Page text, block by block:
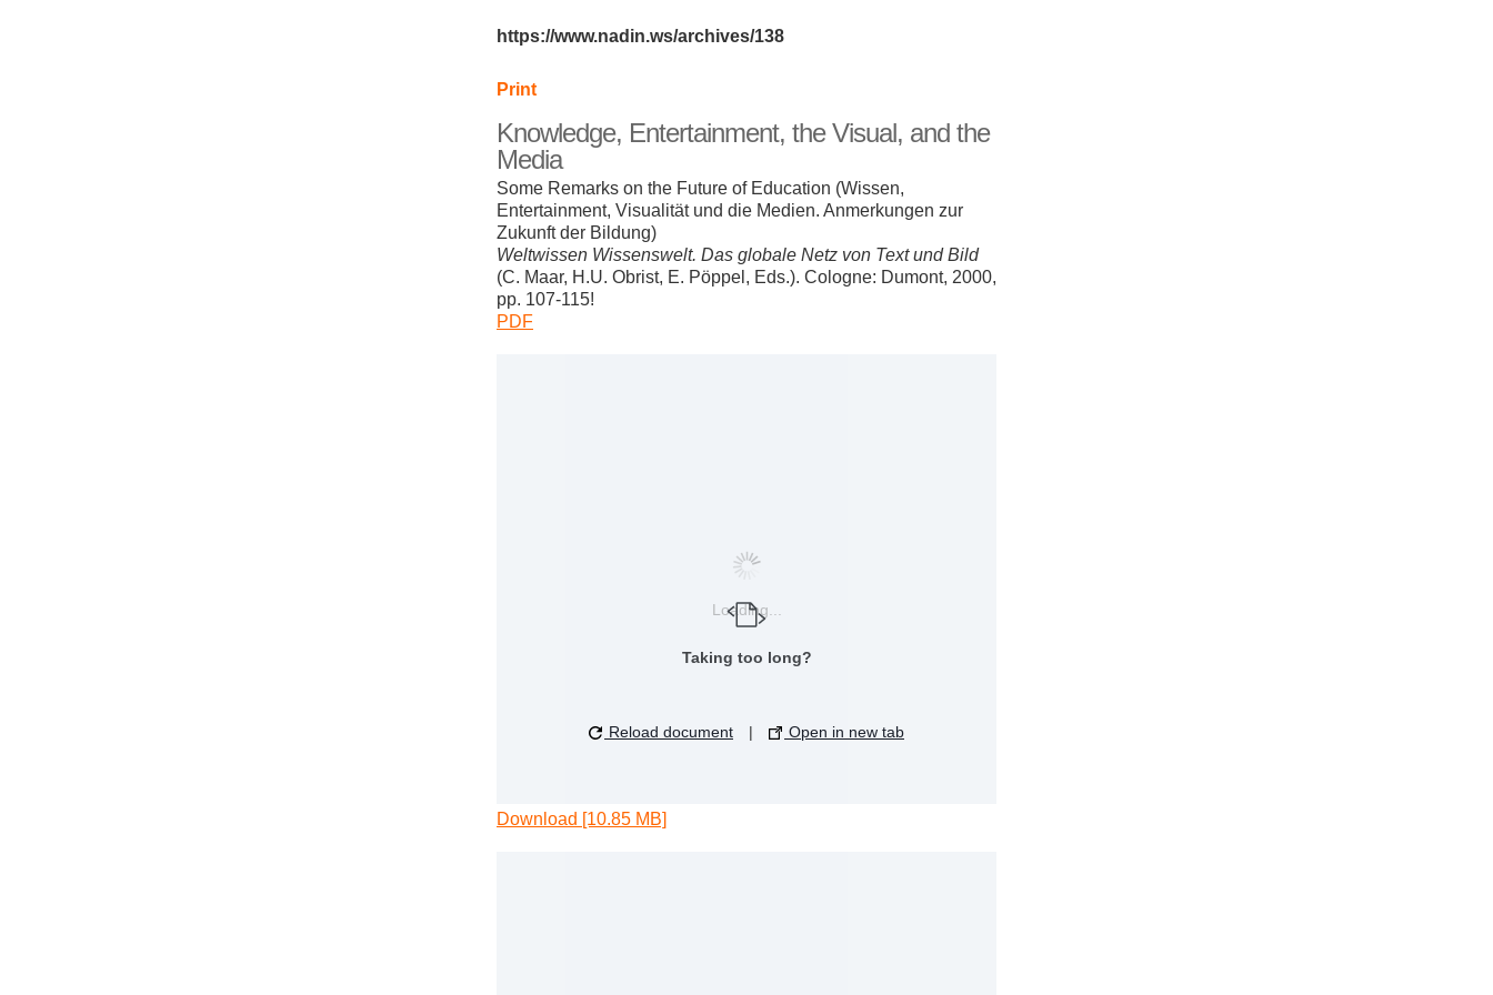
https://www.nadin.ws/archives/138
Print
Knowledge, Entertainment, the Visual, and the
Media
Some Remarks on the Future of Education (Wissen,
Entertainment, Visualität und die Medien. Anmerkungen zur
Zukunft der Bildung)
Weltwissen Wissenswelt. Das globale Netz von Text und Bild
(C. Maar, H.U. Obrist, E. Pöppel, Eds.). Cologne: Dumont, 2000,
pp. 107-115!
PDF
Loading...
Taking too long?
Reload document | Open in new tab
Download [10.85 MB]